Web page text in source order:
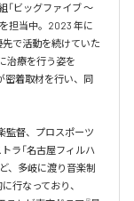
「ビッグファイブ 〜
担当中。2023 年に
で活動を続けていた
治療を行う姿を
密着取材を行い、同
監督、プロスポーツ
ラ「名古屋フィルハ
、多岐に渡り音楽制
行なっており、